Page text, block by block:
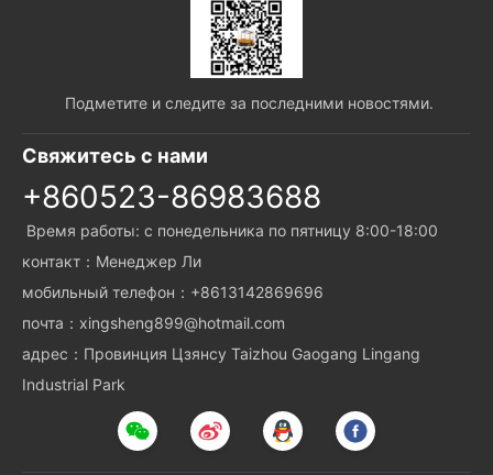
Подметите и следите за последними новостями.
Свяжитесь с нами
+860523-86983688
Время работы: с понедельника по пятницу 8:00-18:00
контакт：Менеджер Ли
мобильный телефон：+8613142869696
почта：xingsheng899@hotmail.com
адрес：Провинция Цзянсу Taizhou Gaogang Lingang
Industrial Park